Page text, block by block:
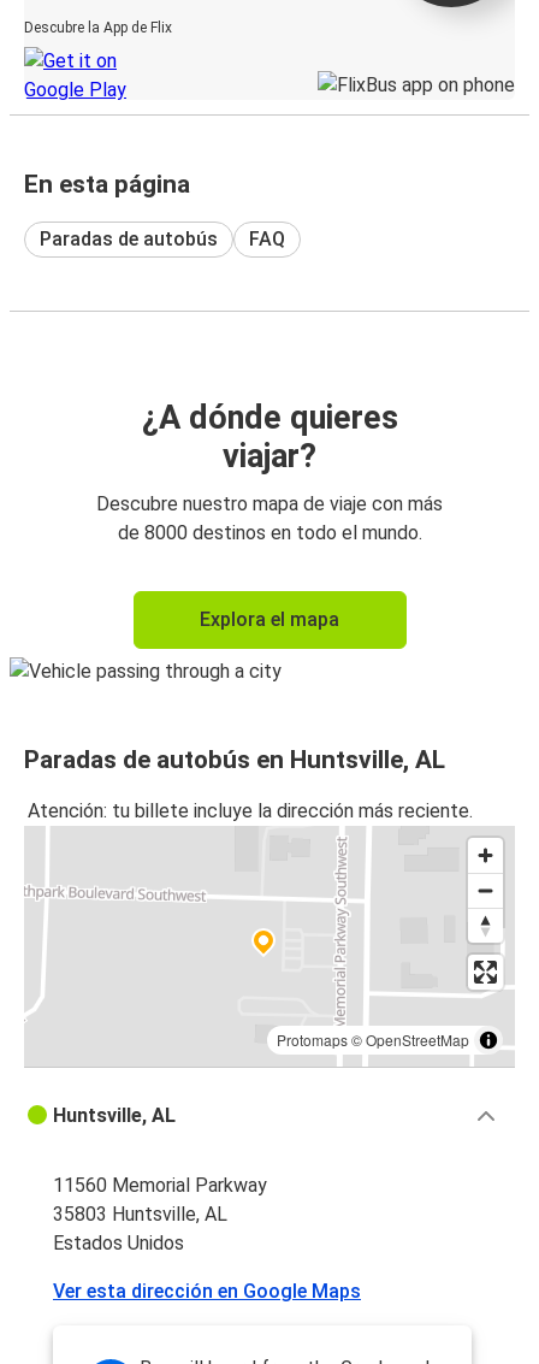
Descubre la App de Flix
En esta página
Paradas de autobús FAQ
¿A dónde quieres
viajar?
Descubre nuestro mapa de viaje con más
de 8000 destinos en todo el mundo.
Explora el mapa
Paradas de autobús en Huntsville, AL
Atención: tu billete incluye la dirección más reciente.
Protomaps©OpenStreetMap
Huntsville, AL
11560 Memorial Parkway
35803 Huntsville, AL
Estados Unidos
Ver esta dirección en Google Maps